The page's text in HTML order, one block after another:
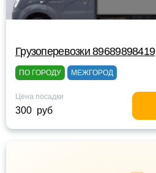
Грузоперевозки 89689898419
ПО ГОРОДУ МЕЖГОРОД
Цена посадки
300 руб